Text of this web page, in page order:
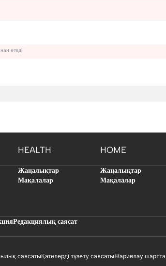
өтеді
HEALTH HOME
Жаңалықтар
Мақалалар
Жаңалықтар
Мақалалар
Редакциялық саясат
саясатыҚателерді түзету саясатыЖариялау